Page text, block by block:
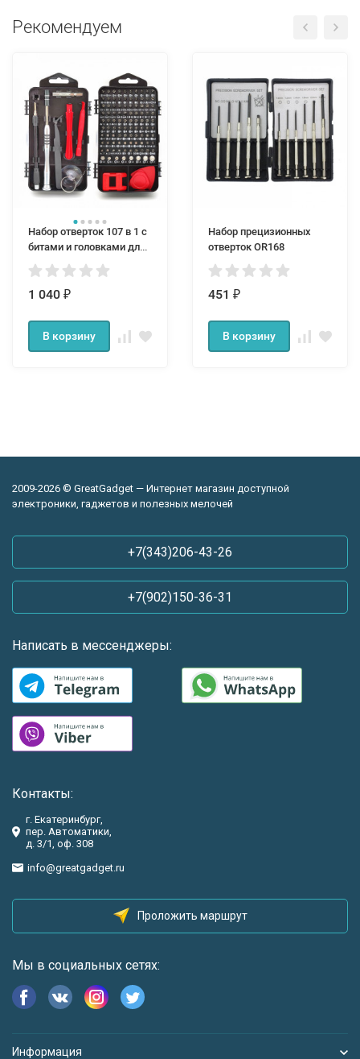
Рекомендуем
Набор отверток 107 в 1 с
битами и головками для
ремонта телефонов и
точных работ
1 040 ₽
В корзину
Набор прецизионных
отверток OR168
451 ₽
В корзину
2009-2026 © GreatGadget — Интернет магазин доступной
электроники, гаджетов и полезных мелочей
+7(343)206-43-26
+7(902)150-36-31
Написать в мессенджеры:
Контакты:
г. Екатеринбург,
пер. Автоматики,
д. 3/1, оф. 308
info@greatgadget.ru
Проложить маршрут
Мы в социальных сетях:
Информация